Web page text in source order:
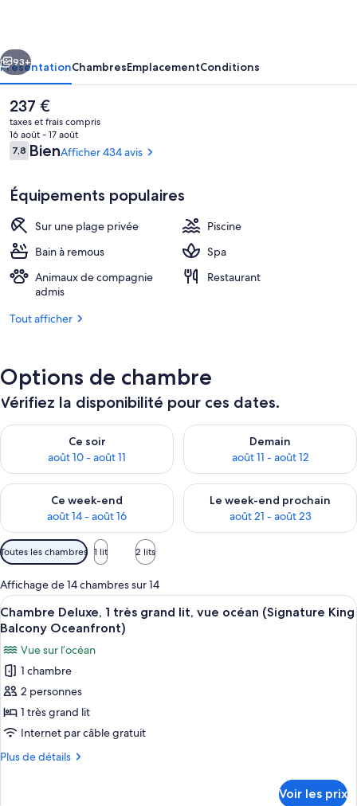
Resort
and
Spa
Piscine extérieure, parasols de plage,
Suivant
93+
PrésentationChambresEmplacementConditions
Le
prix
actuel
est
de
237 €
taxes et frais compris
16 août - 17 août
Avis
voyageurs
7,87,8 sur 10
BienAfficher 434 avis
Équipements populaires
Sur une plage privée
Piscine
Bain à remous
Spa
Animaux de compagnie
admis
Restaurant
Tout afficher
Options de chambre
Vérifiez la disponibilité pour ces dates.
Ce soir
août 10 - août 11
Vérifier la disponibilité pour ce soir août 10 - août 11
Demain
août 11 - août 12
Vérifier la disponibilité pour
Ce week-end
août 14 - août 16
Vérifier la disponibilité pour ce week-end août 14 - août 16
Le week-end prochain
août 21 - août 23
Vérifier la disponibilité pour
Filtres
disponibles
pour
les
chambres
Toutes les chambres 1 lit 2 lits
Affichage de 14 chambres sur 14
Afficher
toutes
photos
pour
ce
type
de
chambre :
Un balcon donnant sur un immeuble
9
Chambre Deluxe, 1 très grand lit, vue océan (Signature King
Balcony Oceanfront)
Vue sur l’océan
1 chambre
2 personnes
1 très grand lit
Internet par câble gratuit
Plus de détails
Plus
Voir les prix